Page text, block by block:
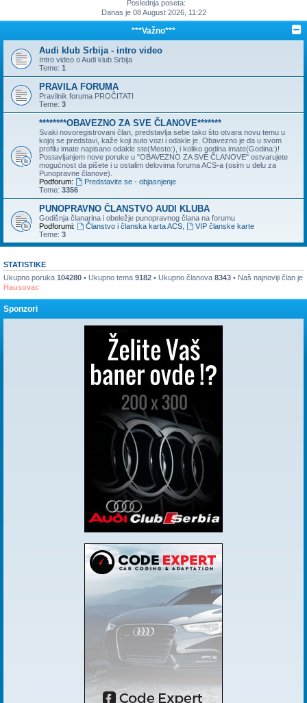
Poslednja poseta:
Danas je 08 August 2026, 11:22
***Važno***
Audi klub Srbija - intro video
Intro video o Audi klub Srbija
Teme: 1
PRAVILA FORUMA
Pravilnik foruma PROČITATI
Teme: 3
********OBAVEZNO ZA SVE ČLANOVE*******
Svaki novoregistrovani član, predstavlja sebe tako što otvara novu temu u
kojoj se predstavi, kaže koji auto vozi i odakle je. Obavezno je da u svom
profilu imate napisano odakle ste(Mesto:), i koliko godina imate(Godina:)!
Postavljanjem nove poruke u "OBAVEZNO ZA SVE ČLANOVE" ostvarujete
mogućnost da pišete i u ostalim delovima foruma ACS-a (osim u delu za
Punopravne članove).
Podforum:
Predstavite se - objasnjenje
Teme: 3356
PUNOPRAVNO ČLANSTVO AUDI KLUBA
Godišnja članarina i obeležje punopravnog člana na forumu
Podforumi:
Članstvo i članska karta ACS,
VIP članske karte
Teme: 3
STATISTIKE
Ukupno poruka 104280 • Ukupno tema 9182 • Ukupno članova 8343 • Naš najnoviji član je
Hausovac
Sponzori